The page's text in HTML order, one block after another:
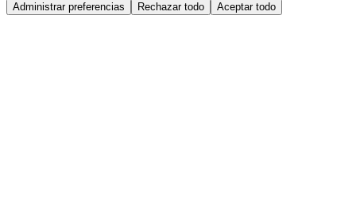
Administrar preferencias Rechazar todo Aceptar todo